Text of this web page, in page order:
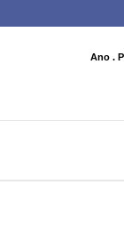
Ano .